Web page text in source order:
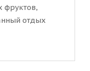
фруктов,
отдых